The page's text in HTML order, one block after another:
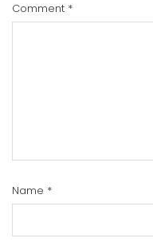
Comment *
Name *